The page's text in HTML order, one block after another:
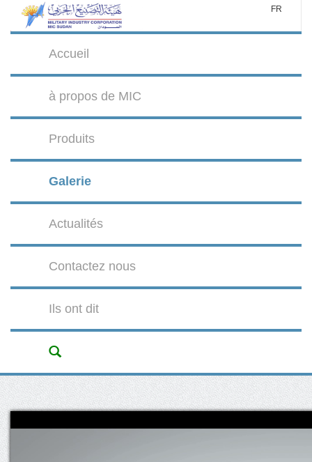
FR
Accueil
à propos de MIC
Produits
Galerie
Actualités
Contactez nous
Ils ont dit